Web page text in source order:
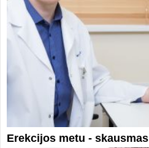
Erekcijos metu - skausmas